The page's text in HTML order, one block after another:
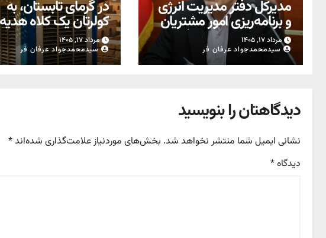
مدیرکل دفتر مدیریت انرژی
و برنامه‌ریزی امور مشتریان
شرکت توانیر: عامل افزایش
قبوض برخی مشترکان، عبور
از الگوی مصرف در تابستان
نداشتیم
مرداد ۱۷, ۱۴۰۵
سیدمحمدجواد عرفان فر
در گرمای تابستان، به
کولرتان یک کلاه هدیه
بدهید
مرداد ۱۷, ۱۴۰۵
سیدمحمدجواد عرفان فر
دیدگاهتان را بنویسید
نشانی ایمیل شما منتشر نخواهد شد. بخش‌های موردنیاز علامت‌گذاری شده‌اند*
دیدگاه*